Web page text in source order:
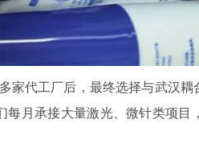
家代工厂后，最终选择与武汉
每月承接大量激光、微针类项